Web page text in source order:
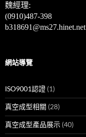
魏經理:
(0910)487-398
b318691@ms27.hinet.net
網站導覽
ISO9001認證 (1)
真空成型相關 (28)
真空成型產品展示 (40)